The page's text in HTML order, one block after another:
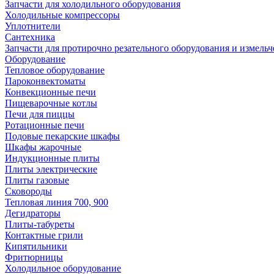
Запчасти для холодильного оборудования
Холодильные компрессоры
Уплотнители
Сантехника
Запчасти для протирочно резательного оборудования и
Оборудование
Тепловое оборудование
Пароконвектоматы
Конвекционные печи
Пищеварочные котлы
Печи для пиццы
Ротационные печи
Подовые пекарские шкафы
Шкафы жарочные
Индукционные плиты
Плиты электрические
Плиты газовые
Сковороды
Тепловая линия 700, 900
Дегидраторы
Плиты-табуреты
Контактные грили
Кипятильники
Фритюрницы
Холодильное оборудование